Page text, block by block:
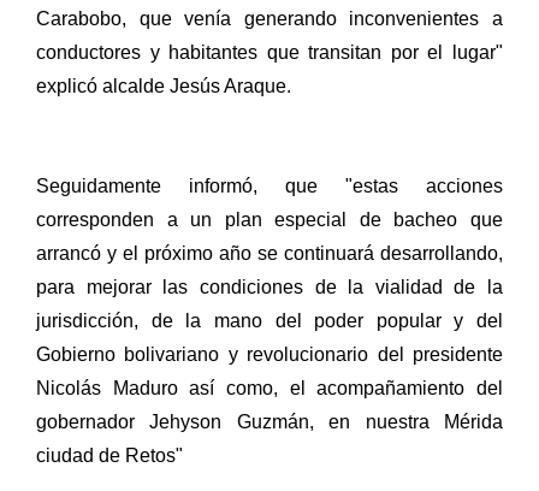
Carabobo, que venía generando inconvenientes a
conductores y habitantes que transitan por el lugar"
explicó alcalde Jesús Araque.
Seguidamente informó, que "estas acciones
corresponden a un plan especial de bacheo que
arrancó y el próximo año se continuará desarrollando,
para mejorar las condiciones de la vialidad de la
jurisdicción, de la mano del poder popular y del
Gobierno bolivariano y revolucionario del presidente
Nicolás Maduro así como, el acompañamiento del
gobernador Jehyson Guzmán, en nuestra Mérida
ciudad de Retos"